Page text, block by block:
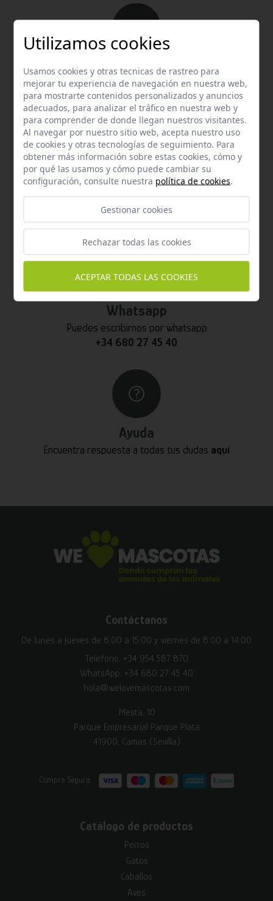
Email
Contacta con nosotros vía email
hola@welovemascotas.com
Teléfono
Contacta con nosotros a través del teléfono
Whatsapp
Puedes escribirnos por whatsapp
+34 680 27 45 40
Ayuda
Encuentra respuesta a todas tus dudas aquí
Contáctanos
De lunes a jueves de 8:00 a 15:00 y viernes de 8:00 a 14:00
Teléfono: +34 954 587 870
WhatsApp: +34 680 27 45 40
hola@welovemascotas.com
Mesta, 10
Parque Empresarial Parque Plata
41900, Camas (Sevilla)
Compra Segura:
Catálogo de productos
Perros
Gatos
Caballos
Aves
Utilizamos cookies
Usamos cookies y otras tecnicas de rastreo para
mejorar tu experiencia de navegación en nuestra web,
para mostrarte contenidos personalizados y anuncios
adecuados, para analizar el tráfico en nuestra web y
para comprender de donde llegan nuestros visitantes.
Al navegar por nuestro sitio web, acepta nuestro uso
de cookies y otras tecnologías de seguimiento. Para
obtener más información sobre estas cookies, cómo y
por qué las usamos y cómo puede cambiar su
configuración, consulte nuestra política de cookies.
Gestionar cookies
Rechazar todas las cookies
ACEPTAR TODAS LAS COOKIES